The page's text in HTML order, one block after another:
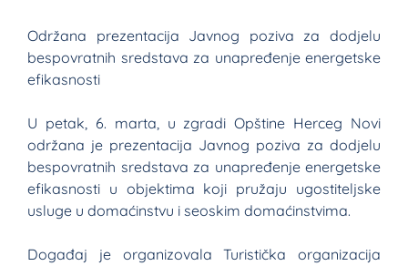
Održana prezentacija Javnog poziva za dodjelu
bespovratnih sredstava za unapređenje energetske
efikasnosti
U petak, 6. marta, u zgradi Opštine Herceg Novi
održana je prezentacija Javnog poziva za dodjelu
bespovratnih sredstava za unapređenje energetske
efikasnosti u objektima koji pružaju ugostiteljske
usluge u domaćinstvu i seoskim domaćinstvima.
Događaj je organizovala Turistička organizacija